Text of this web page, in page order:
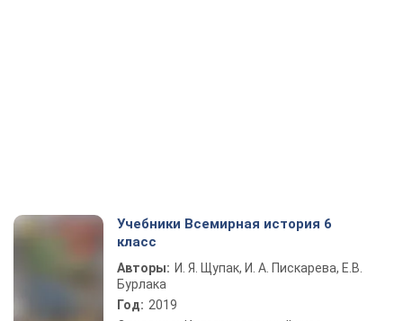
Учебники Всемирная история 6
класс
Авторы: И. Я. Щупак, И. А. Пискарева, Е.В.
Бурлака
Год: 2019